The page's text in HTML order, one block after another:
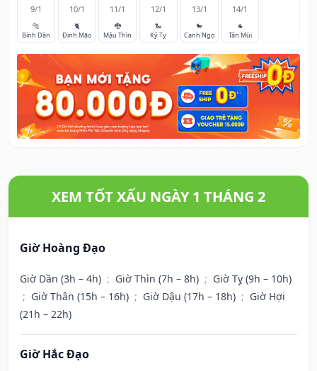
9/1
🐅
Bính Dần
10/1
🐈
Đinh Mão
11/1
🐉
Mậu Thìn
12/1
🐍
Kỷ Tỵ
13/1
🐎
Canh Ngọ
14/1
🐐
Tân Mùi
XEM TỐT XẤU NGÀY 1 THÁNG 2
Giờ Hoàng Đạo
Giờ Dần (3h – 4h) ; Giờ Thìn (7h – 8h) ; Giờ Tỵ (9h – 10h)
; Giờ Thân (15h – 16h) ; Giờ Dậu (17h – 18h) ; Giờ Hợi
(21h – 22h)
Giờ Hắc Đạo